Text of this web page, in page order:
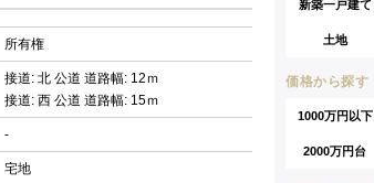
所有権
接道: 北 公道 道路幅: 12ｍ
接道: 西 公道 道路幅: 15ｍ
-
宅地
新築一戸建て
土地
価格から探す
1000万円以下
2000万円台